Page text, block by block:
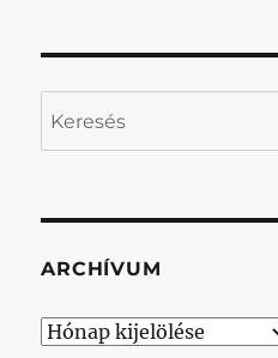
ARCHÍVUM
Archívum